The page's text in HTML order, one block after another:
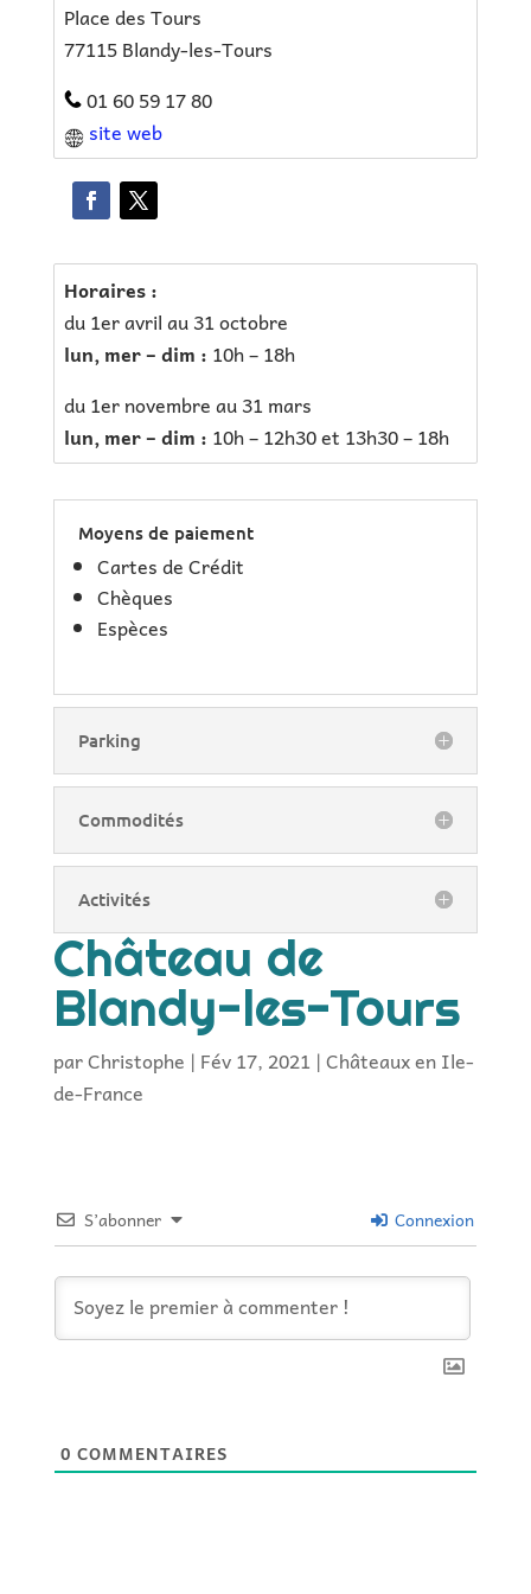
Place des Tours
77115 Blandy-les-Tours
01 60 59 17 80
site web
Horaires :
du 1er avril au 31 octobre
lun, mer – dim : 10h – 18h
du 1er novembre au 31 mars
lun, mer – dim : 10h – 12h30 et 13h30 – 18h
Moyens de paiement
Cartes de Crédit
Chèques
Espèces
Parking
Commodités
Activités
Château de
Blandy-les-Tours
parChristophe | Fév 17, 2021 |Châteaux en Ile-
de-France
S’abonner Connexion
0 COMMENTAIRES